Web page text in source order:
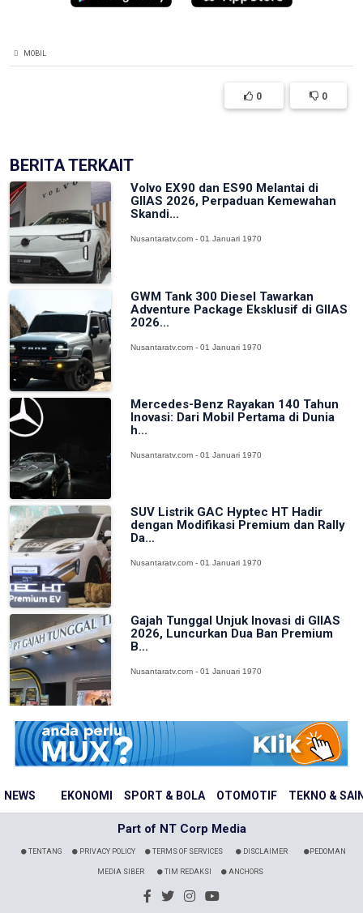
NEWS EKONOMI SPORT & BOLA OTOMOTIF TEKNO &
MOBIL
0 0
BERITA TERKAIT
Volvo EX90 dan ES90 Melantai di
GIIAS 2026, Perpaduan Kemewahan
Skandi...
Nusantaratv.com - 01 Januari 1970
GWM Tank 300 Diesel Tawarkan
Adventure Package Eksklusif di GIIAS
2026...
Nusantaratv.com - 01 Januari 1970
Mercedes-Benz Rayakan 140 Tahun
Inovasi: Dari Mobil Pertama di Dunia
h...
Nusantaratv.com - 01 Januari 1970
SUV Listrik GAC Hyptec HT Hadir
dengan Modifikasi Premium dan Rally
Da...
Nusantaratv.com - 01 Januari 1970
Gajah Tunggal Unjuk Inovasi di GIIAS
2026, Luncurkan Dua Ban Premium
B...
Nusantaratv.com - 01 Januari 1970
Part of NT Corp Media
TENTANG PRIVACY POLICY TERMS OF SERVICES DISCLAIMER PEDOMAN
MEDIA SIBER TIM REDAKSI ANCHORS